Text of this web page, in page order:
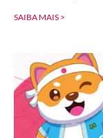
SAIBA MAIS >